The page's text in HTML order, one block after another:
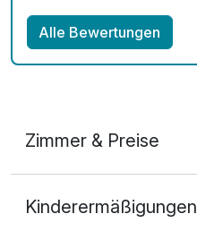
Alle Bewertungen
Zimmer & Preise
2 Erwachsene
Kinderermäßigungen